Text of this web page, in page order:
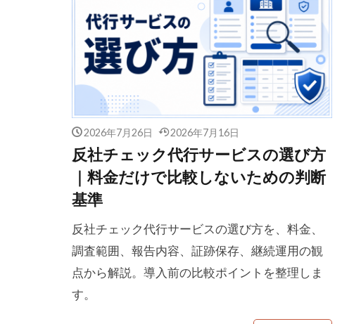
2026年7月26日 2026年7月16日
反社チェック代行サービスの選び方
｜料金だけで比較しないための判断
基準
反社チェック代行サービスの選び方を、料金、
調査範囲、報告内容、証跡保存、継続運用の観
点から解説。導入前の比較ポイントを整理しま
す。